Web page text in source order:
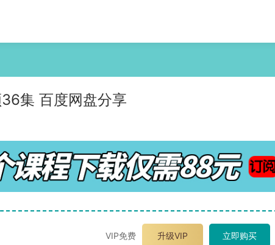
集 百度网盘分享
VIP免费 升级VIP 立即购买